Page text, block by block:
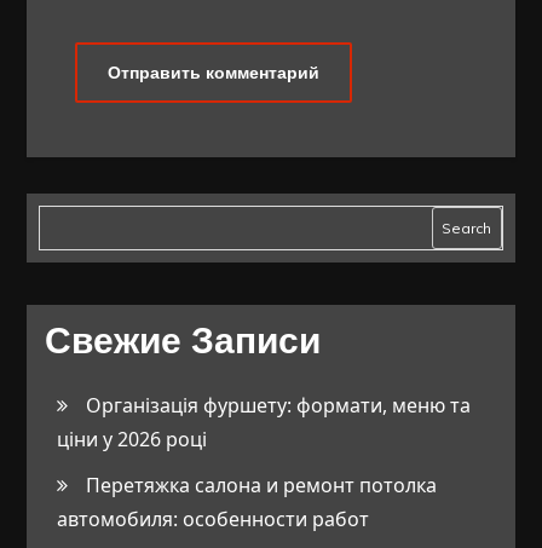
Search
Свежие Записи
Організація фуршету: формати, меню та
ціни у 2026 році
Перетяжка салона и ремонт потолка
автомобиля: особенности работ